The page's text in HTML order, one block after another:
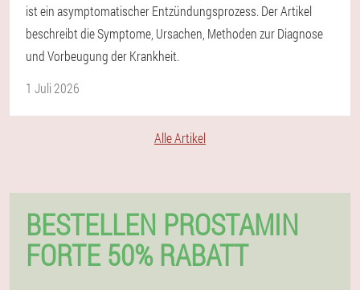
ist ein asymptomatischer Entzündungsprozess. Der Artikel
beschreibt die Symptome, Ursachen, Methoden zur Diagnose
und Vorbeugung der Krankheit.
1 Juli 2026
Alle Artikel
BESTELLEN PROSTAMIN
FORTE 50% RABATT